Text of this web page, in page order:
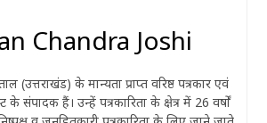
Chandra Joshi
(उत्तराखंड) के मान्यता प्राप्त वरिष्ठ पत्रकार एवं
के संपादक हैं। उन्हें पत्रकारिता के क्षेत्र में 26 वर्षों